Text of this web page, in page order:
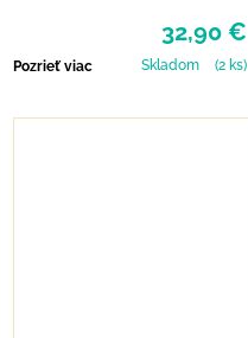
32,90 €
Pozrieť viac Skladom (2 ks)